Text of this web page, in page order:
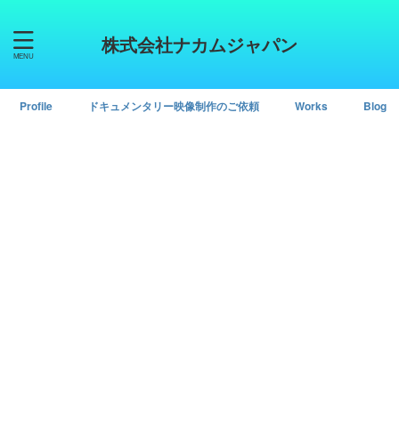
株式会社ナカムジャパン
Profile ドキュメンタリー映像制作のご依頼 Works Blog